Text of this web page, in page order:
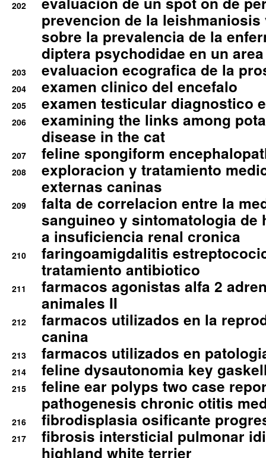
202
prevencion de la
sobre la prevalencia de la
diptera psychodidae en un
203 evaluacion ecografica de la
204 examen clinico del encefalo
205 examen testicular diagnostico
206
examining the links among
disease in the cat
207 feline spongiform
208
exploracion y tratamiento
externas caninas
209
falta de correlacion entre la
sanguineo y sintomatologia de
a insuficiencia renal cronica
210
faringoamigdalitis
tratamiento antibiotico
211
farmacos agonistas alfa 2
animales II
212
farmacos utilizados en la
canina
213 farmacos utilizados en
214 feline dysautonomia key
215
feline ear polyps two case
pathogenesis chronic otitis
216 fibrodisplasia osificante
217
fibrosis intersticial pulmonar
highland white terrier